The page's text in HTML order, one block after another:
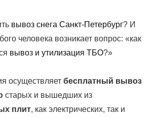
вывоз снега Санкт-Петербург? И
человека возникает вопрос: «как
вывоз и утилизация ТБО?»
осуществляет бесплатный вывоз
старых и вышедших из
плит, как электрических, так и